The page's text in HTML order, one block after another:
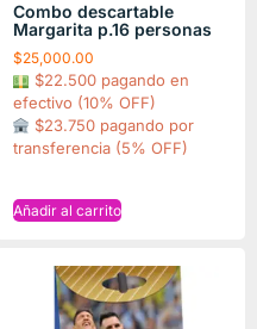
Combo descartable
Margarita p.16 personas
$25,000.00
$22.500 pagando en
efectivo (10% OFF)
$23.750 pagando por
transferencia (5% OFF)
Añadir al carrito